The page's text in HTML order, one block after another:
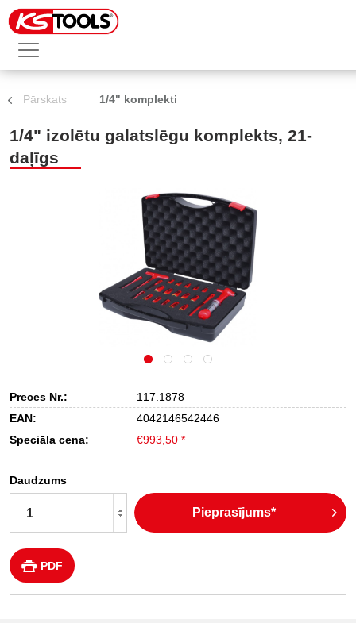
Pārskats 1/4" komplekti
1/4" izolētu galatslēgu komplekts, 21-
daļīgs
Preces Nr.:
117.1878
EAN:
4042146542446
Speciāla cena:
€993,50 *
Daudzums
Pieprasījums*
PDF